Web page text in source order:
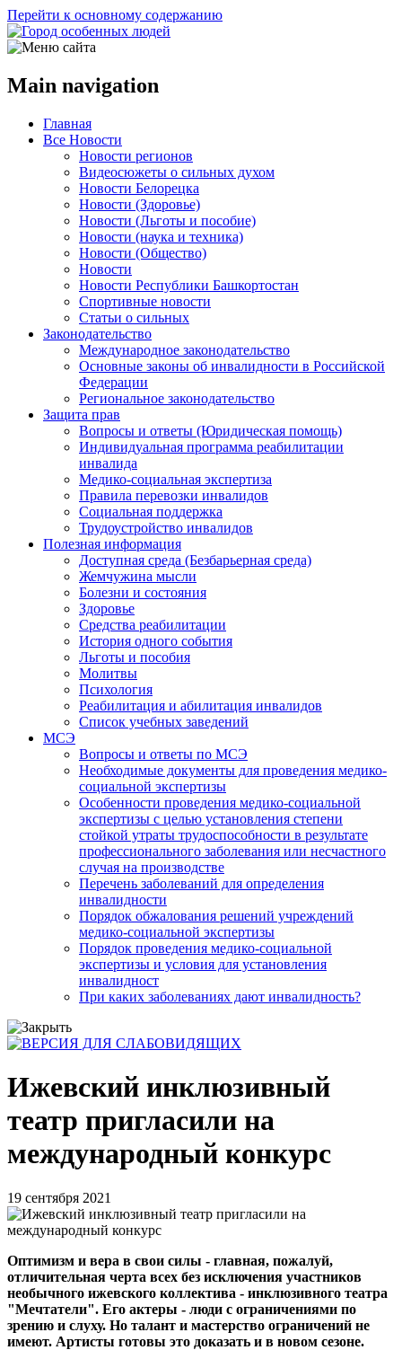
Перейти к основному содержанию
Main navigation
Главная
Все Новости
Новости регионов
Видеосюжеты о сильных духом
Новости Белорецка
Новости (Здоровье)
Новости (Льготы и пособие)
Новости (наука и техника)
Новости (Общество)
Новости
Новости Республики Башкортостан
Спортивные новости
Статьи о сильных
Законодательство
Международное законодательство
Основные законы об инвалидности в Российской
Федерации
Региональное законодательство
Защита прав
Вопросы и ответы (Юридическая помощь)
Индивидуальная программа реабилитации
инвалида
Медико-социальная экспертиза
Правила перевозки инвалидов
Социальная поддержка
Трудоустройство инвалидов
Полезная информация
Доступная среда (Безбарьерная среда)
Жемчужина мысли
Болезни и состояния
Здоровье
Средства реабилитации
История одного события
Льготы и пособия
Молитвы
Психология
Реабилитация и абилитация инвалидов
Список учебных заведений
МСЭ
Вопросы и ответы по МСЭ
Необходимые документы для проведения медико-
социальной экспертизы
Особенности проведения медико-социальной
экспертизы с целью установления степени
стойкой утраты трудоспособности в результате
профессионального заболевания или несчастного
случая на производстве
Перечень заболеваний для определения
инвалидности
Порядок обжалования решений учреждений
медико-социальной экспертизы
Порядок проведения медико-социальной
экспертизы и условия для установления
инвалидност
При каких заболеваниях дают инвалидность?
Ижевский инклюзивный
театр пригласили на
международный конкурс
19 сентября 2021
Оптимизм и вера в свои силы - главная, пожалуй,
отличительная черта всех без исключения участников
необычного ижевского коллектива - инклюзивного театра
"Мечтатели". Его актеры - люди с ограничениями по
зрению и слуху. Но талант и мастерство ограничений не
имеют. Артисты готовы это доказать и в новом сезоне.